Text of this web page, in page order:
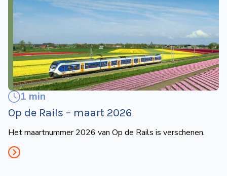
1 min
Op de Rails – maart 2026
Het maartnummer 2026 van Op de Rails is verschenen.